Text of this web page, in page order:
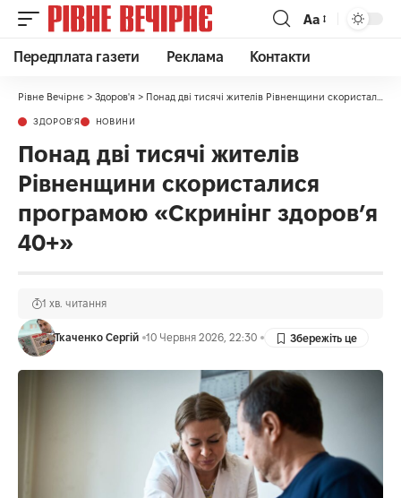
Аа
Передплата газети Реклама Контакти
Рівне Вечірнє > Здоров'я > Понад дві тисячі жителів Рівненщини скористалися програмою «Скринінг здоров’я 40+»
ЗДОРОВ'Я НОВИНИ
Понад дві тисячі жителів
Рівненщини скористалися
програмою «Скринінг здоров’я
40+»
Ткаченко Сергій 10 Червня 2026, 22:30
1 хв. читання